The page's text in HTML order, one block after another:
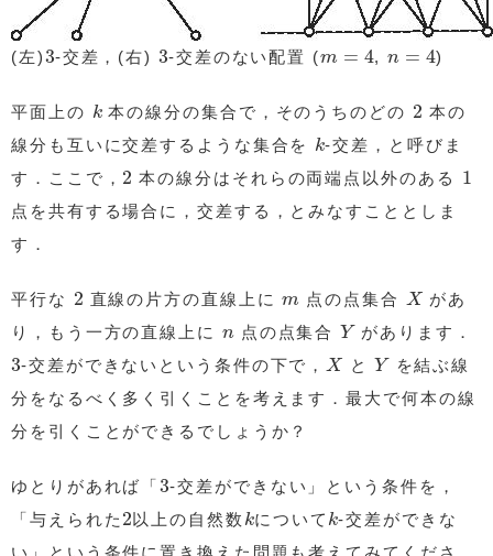
(左)3
3-交差，(右) 3
3-交差のない配置 (m = 4
m , n = 4
n )
平面上の k
k本の線分の集合で，そのうちのどの 2
2 本の
線分も互いに交差するような集合を k
k-交差，と呼びま
す．ここで， 2
2 本の線分はそれらの両端点以外のある 1
1
点を共有する場合に，交差する，とみなすこととしま
す．
平行な 2
2 直線の片方の直線上にm
m 点の点集合 X
X
があ
り，もう一方の直線上に n
n点の点集合Y
Yがあります．
3
3-交差ができないという条件の下で， X
X とY
Yを結ぶ線
分をなるべく多く引くことを考えます．最大で何本の線
分を引くことができるでしょうか？
ゆとりがあれば「3
3-交差ができない」という条件を，
「与えられた 2
2以上の自然数 k
kについて k
k-交差ができな
い」という条件に置き換えた問題も考えてみてくださ